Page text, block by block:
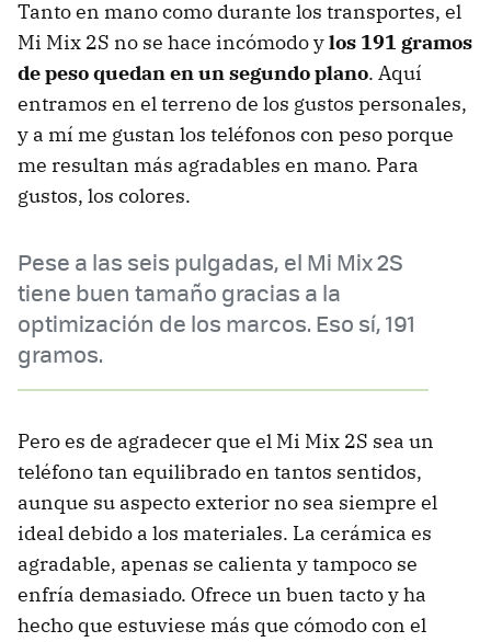
Tanto en mano como durante los transportes, el
Mi Mix 2S no se hace incómodo ylos 191 gramos
de peso quedan en un segundo plano. Aquí
entramos en el terreno de los gustos personales,
y a mí me gustan los teléfonos con peso porque
me resultan más agradables en mano. Para
gustos, los colores.
Pese a las seis pulgadas, el Mi Mix 2S
tiene buen tamaño gracias a la
optimización de los marcos. Eso sí, 191
gramos.
Pero es de agradecer que el Mi Mix 2S sea un
teléfono tan equilibrado en tantos sentidos,
aunque su aspecto exterior no sea siempre el
ideal debido a los materiales. La cerámica es
agradable, apenas se calienta y tampoco se
enfría demasiado. Ofrece un buen tacto y ha
hecho que estuviese más que cómodo con el